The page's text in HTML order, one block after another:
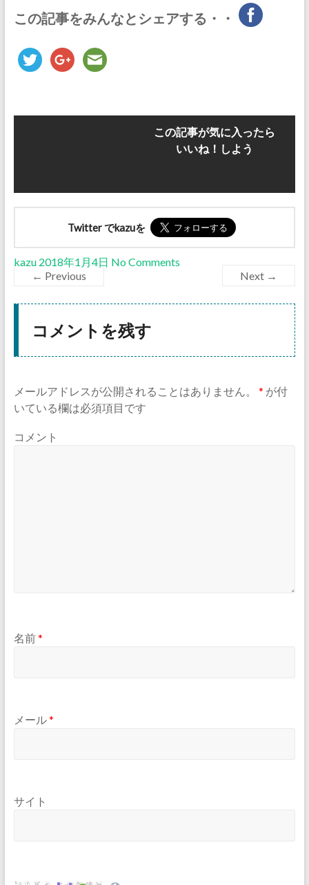
この記事をみんなとシェアする・・
この記事が気に入ったら
いいね！しよう
Twitter でkazuを
kazu 2018年1月4日 No Comments
← Previous
Next →
コメントを残す
メールアドレスが公開されることはありません。 * が付
いている欄は必須項目です
コメント
名前*
メール*
サイト